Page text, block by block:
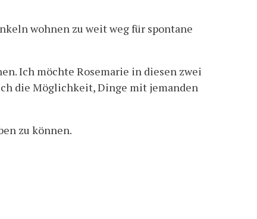
wohnen zu weit weg für spontane
Ich möchte Rosemarie in diesen zwei
die Möglichkeit, Dinge mit jemanden
zu können.